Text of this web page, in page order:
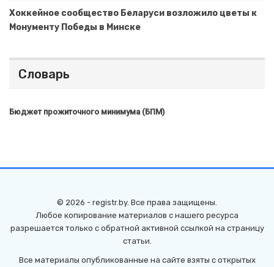
Хоккейное сообщество Беларуси возложило цветы к
Монументу Победы в Минске
Словарь
Бюджет прожиточного минимума (БПМ)
© 2026 - registr.by. Все права защищены.
Любое копирование материалов с нашего ресурса
разрешается только с обратной активной ссылкой на страницу
статьи.
Все материалы опубликованные на сайте взяты с открытых